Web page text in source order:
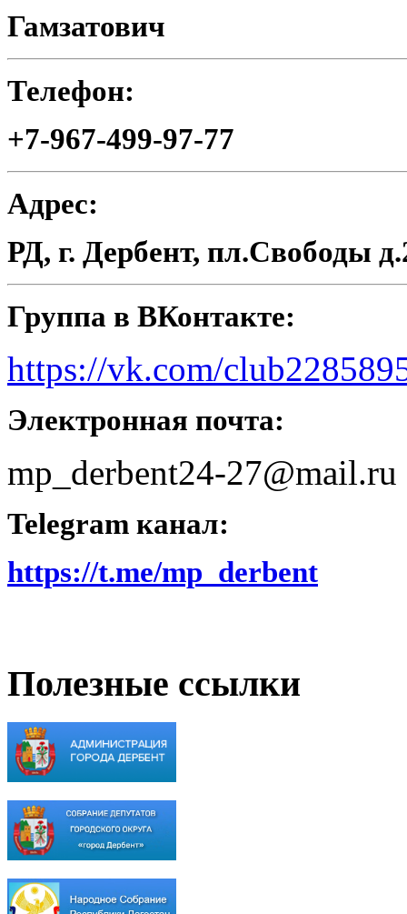
Гамзатович
Телефон:
+7-967-499-97-77
Адрес:
РД, г. Дербент, пл.Свободы
Группа в ВКонтакте:
https://vk.com/
Электронная почта:
mp_derbent24-27@mail.ru
Telegram канал:
https://t.me/mp_derbent
Полезные ссылки